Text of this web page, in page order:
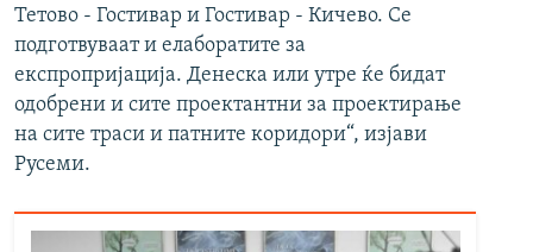
Тетово - Гостивар и Гостивар - Кичево. Се
подготвуваат и елаборатите за
експропријација. Денеска или утре ќе бидат
одобрени и сите проектантни за проектирање
на сите траси и патните коридори“, изјави
Русеми.